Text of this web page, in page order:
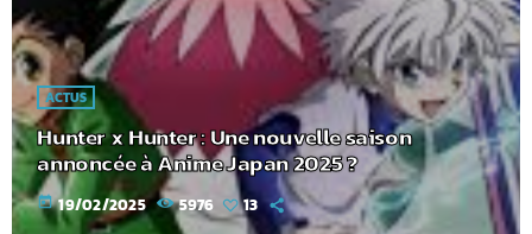
ACTUS
Hunter x Hunter : Une nouvelle saison
annoncée à Anime Japan 2025 ?
today 19/02/2025 5976 13